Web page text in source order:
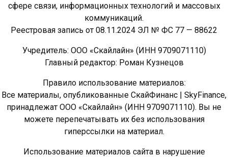
сфере связи, информационных технологий и массовых
коммуникаций.
Реестровая запись от 08.11.2024 ЭЛ № ФС 77 — 88622
Учредитель: ООО «Скайлайн» (ИНН 9709071110)
Главный редактор: Роман Кузнецов
Правило использование материалов:
Все материалы, опубликованные СкайФинанс | SkyFinance,
принадлежат ООО «Скайлайн» (ИНН 9709071110). Вы не
можете перепечатывать их без использования
гиперссылки на материал.
Использование материалов сайта в нарушение